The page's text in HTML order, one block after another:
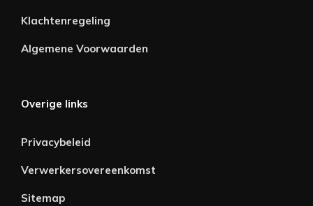
Klachtenregeling
Algemene Voorwaarden
Overige links
Privacybeleid
Verwerkersovereenkomst
Sitemap